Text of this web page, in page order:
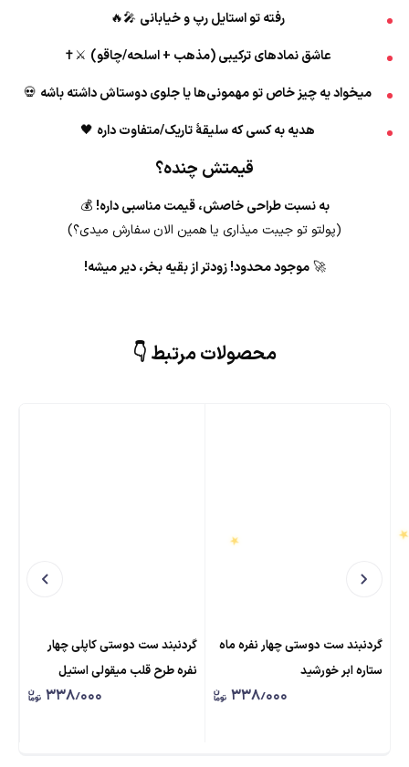
رفته تو استایل رپ و خیابانی 🎤🔥
عاشق نمادهای ترکیبی (مذهب + اسلحه/چاقو) ⚔️✝️
میخواد یه چیز خاص تو مهمونی‌ها یا جلوی دوستاش داشته باشه 💀
هدیه به کسی که سلیقهٔ تاریک/متفاوت داره 🖤
قیمتش چنده؟
به نسبت طراحی خاصش، قیمت مناسبی داره! 💰
(پولتو تو جیبت میذاری یا همین الان سفارش میدی؟)
🚀موجود محدود! زودتر از بقیه بخر، دیر میشه!
محصولات مرتبط 👇
گردنبند ست دوستی چهار نفره ماه
ستاره ابر خورشید
۳۳۸٫۰۰۰
گردنبند ست دوستی کاپلی چهار
نفره طرح قلب میقولی استیل
۳۳۸٫۰۰۰